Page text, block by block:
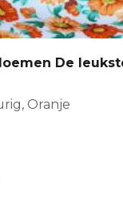
De
Oranje